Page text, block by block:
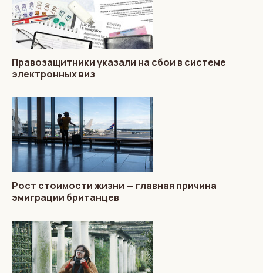
Правозащитники указали на сбои в системе
электронных виз
Рост стоимости жизни — главная причина
эмиграции британцев